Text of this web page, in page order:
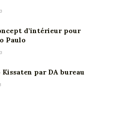
d’intérieur pour
Paulo
Kissaten par DA bureau